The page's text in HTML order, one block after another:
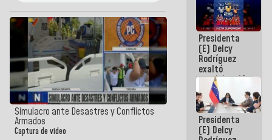
Simulacro ante Desastres y Conflictos
Armados
Captura de video
masculina
de voleibol
campeona
de la Copa
Panamericana
Sub-17
Presidenta
(E) Delcy
Rodríguez
exaltó
participación
de
Venezuela
en Juegos
Centroamericanos
y del Caribe
Presidenta
(E) Delcy